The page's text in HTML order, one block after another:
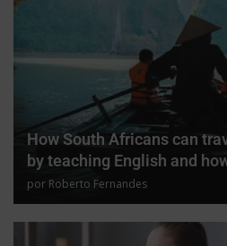
How South Africans can
by teaching English and
por Roberto Fernandes